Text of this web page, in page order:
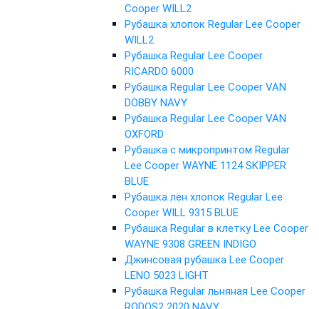
Cooper WILL2
Рубашка хлопок Regular Lee Cooper
WILL2
Рубашка Regular Lee Cooper
RICARDO 6000
Рубашка Regular Lee Cooper VAN
DOBBY NAVY
Рубашка Regular Lee Cooper VAN
OXFORD
Рубашка с микропринтом Regular
Lee Cooper WAYNE 1124 SKIPPER
BLUE
Рубашка лён хлопок Regular Lee
Cooper WILL 9315 BLUE
Рубашка Regular в клетку Lee Cooper
WAYNE 9308 GREEN INDIGO
Джинсовая рубашка Lee Cooper
LENO 5023 LIGHT
Рубашка Regular льняная Lee Cooper